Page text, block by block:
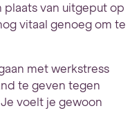
plaats van uitgeput op
vitaal genoeg om te
met werkstress
te geven tegen
voelt je gewoon